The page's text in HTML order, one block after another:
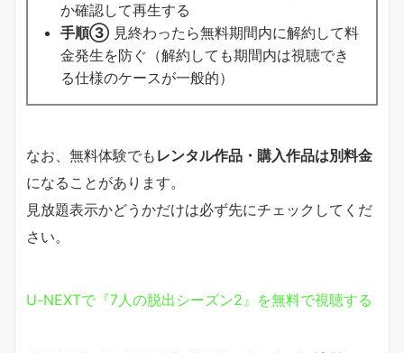
か確認して再生する
手順③ 見終わったら無料期間内に解約して料
金発生を防ぐ（解約しても期間内は視聴でき
る仕様のケースが一般的）
なお、無料体験でも レンタル作品・購入作品は別料金
になることがあります。
見放題表示かどうかだけは必ず先にチェックしてくだ
さい。
U-NEXTで『7人の脱出シーズン2』を無料で視聴する